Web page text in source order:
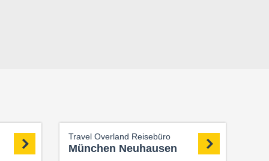
Travel Overland Reisebüro
München Neuhausen